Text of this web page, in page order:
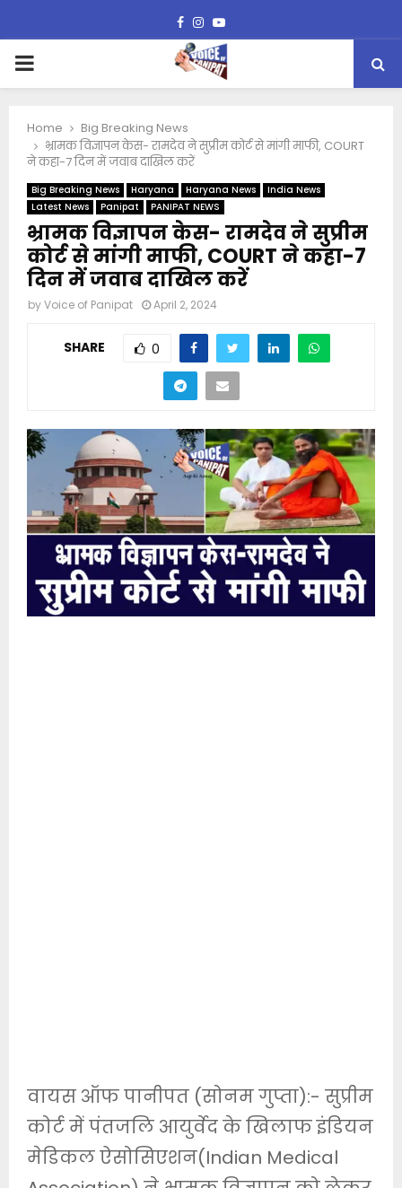
Facebook
Instagram
Youtube
PRIMARY
Home
Big Breaking News
भ्रामक विज्ञापन केस- रामदेव ने सुप्रीम कोर्ट से मांगी माफी, COURT
ने कहा-7 दिन में जवाब दाखिल करें
Big Breaking News Haryana Haryana News
India News
Latest News
Panipat PANIPAT NEWS
भ्रामक विज्ञापन केस- रामदेव ने सुप्रीम
कोर्ट से मांगी माफी, COURT ने कहा-7
दिन में जवाब दाखिल करें
byVoice of Panipat April 2, 2024
SHARE 0
वायस ऑफ पानीपत (सोनम गुप्ता):- सुप्रीम
कोर्ट में पंतजलि आयुर्वेद के खिलाफ इंडियन
मेडिकल ऐसोसिएशन(Indian Medical